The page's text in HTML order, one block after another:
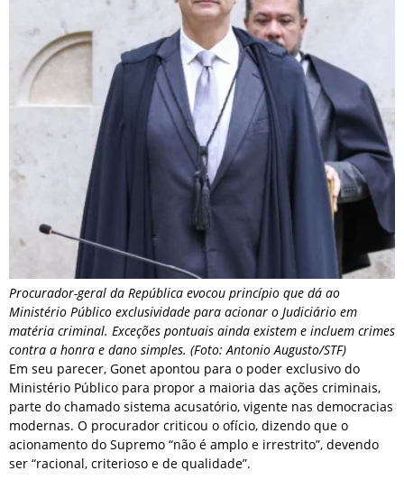
Procurador-geral da República evocou princípio que dá ao
Ministério Público exclusividade para acionar o Judiciário em
matéria criminal. Exceções pontuais ainda existem e incluem crimes
contra a honra e dano simples. (Foto: Antonio Augusto/STF)
Em seu parecer, Gonet apontou para o poder exclusivo do
Ministério Público para propor a maioria das ações criminais,
parte do chamado sistema acusatório, vigente nas democracias
modernas. O procurador criticou o ofício, dizendo que o
acionamento do Supremo “não é amplo e irrestrito”, devendo
ser “racional, criterioso e de qualidade”.